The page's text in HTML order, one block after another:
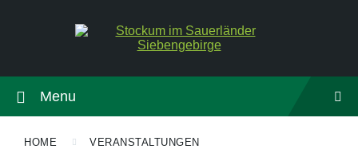
Menu
HOME VERANSTALTUNGEN